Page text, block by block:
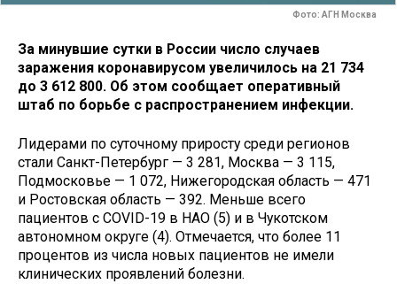
Фото: АГН Москва
За минувшие сутки в России число случаев
заражения коронавирусом увеличилось на 21 734
до 3 612 800. Об этом сообщает оперативный
штаб по борьбе с распространением инфекции.
Лидерами по суточному приросту среди регионов
стали Санкт-Петербург — 3 281, Москва — 3 115,
Подмосковье — 1 072, Нижегородская область — 471
и Ростовская область — 392. Меньше всего
пациентов с COVID-19 в НАО (5) и в Чукотском
автономном округе (4). Отмечается, что более 11
процентов из числа новых пациентов не имели
клинических проявлений болезни.